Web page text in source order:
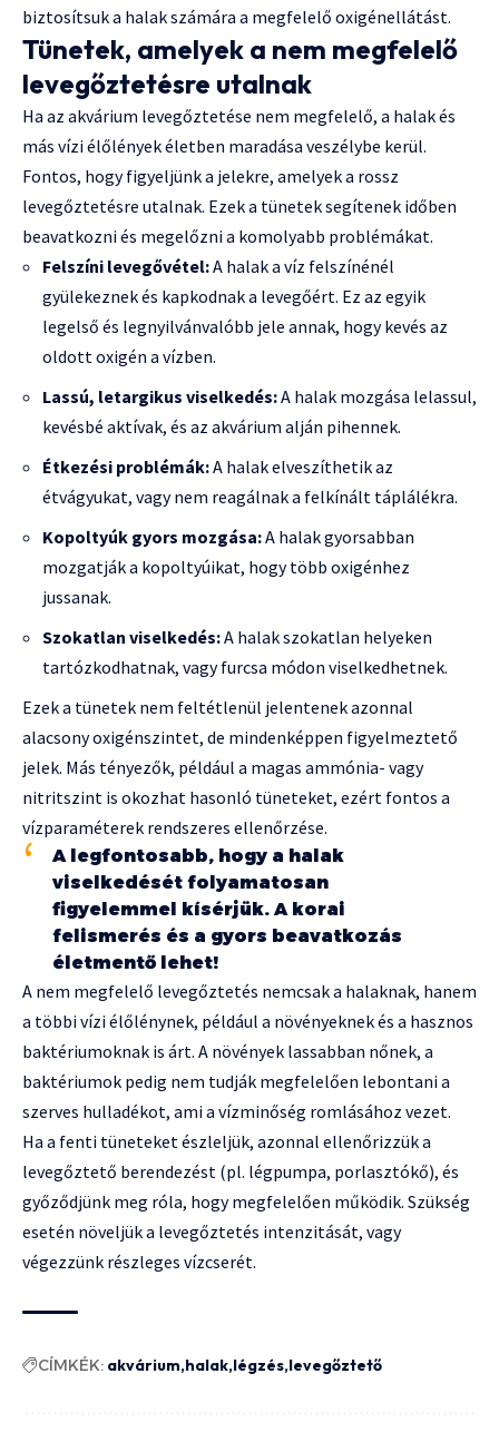
biztosítsuk a halak számára a megfelelő oxigénellátást.
Tünetek, amelyek a nem megfelelő
levegőztetésre utalnak
Ha az akvárium levegőztetése nem megfelelő, a halak és
más vízi élőlények életben maradása veszélybe kerül.
Fontos, hogy figyeljünk a jelekre, amelyek a rossz
levegőztetésre utalnak. Ezek a tünetek segítenek időben
beavatkozni és megelőzni a komolyabb problémákat.
Felszíni levegővétel:A halak a víz felszínénél
gyülekeznek és kapkodnak a levegőért. Ez az egyik
legelső és legnyilvánvalóbb jele annak, hogy kevés az
oldott oxigén a vízben.
Lassú, letargikus viselkedés:A halak mozgása lelassul,
kevésbé aktívak, és az akvárium alján pihennek.
Étkezési problémák:A halak elveszíthetik az
étvágyukat, vagy nem reagálnak a felkínált táplálékra.
Kopoltyúk gyors mozgása:A halak gyorsabban
mozgatják a kopoltyúikat, hogy több oxigénhez
jussanak.
Szokatlan viselkedés:A halak szokatlan helyeken
tartózkodhatnak, vagy furcsa módon viselkedhetnek.
Ezek a tünetek nem feltétlenül jelentenek azonnal
alacsony oxigénszintet, de mindenképpen figyelmeztető
jelek. Más tényezők, például a magas ammónia- vagy
nitritszint is okozhat hasonló tüneteket, ezért fontos a
vízparaméterek rendszeres ellenőrzése.
A legfontosabb, hogy a halak
viselkedését folyamatosan
figyelemmel kísérjük. A korai
felismerés és a gyors beavatkozás
életmentő lehet!
A nem megfelelő levegőztetés nemcsak a halaknak, hanem
a többi vízi élőlénynek, például a növényeknek és a hasznos
baktériumoknak is árt. A növények lassabban nőnek, a
baktériumok pedig nem tudják megfelelően lebontani a
szerves hulladékot, ami a vízminőség romlásához vezet.
Ha a fenti tüneteket észleljük, azonnal ellenőrizzük a
levegőztető berendezést (pl. légpumpa, porlasztókő), és
győződjünk meg róla, hogy megfelelően működik. Szükség
esetén növeljük a levegőztetés intenzitását, vagy
végezzünk részleges vízcserét.
CÍMKÉK: akvárium halak légzés levegőztető